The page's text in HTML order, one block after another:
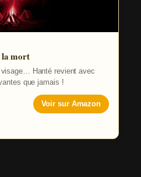
la mort
visage… Hanté revient avec
que jamais !
Voir sur Amazon